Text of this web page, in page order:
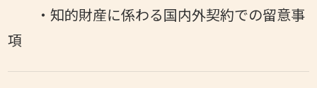
・知的財産に係わる国内外契約での留意事
項